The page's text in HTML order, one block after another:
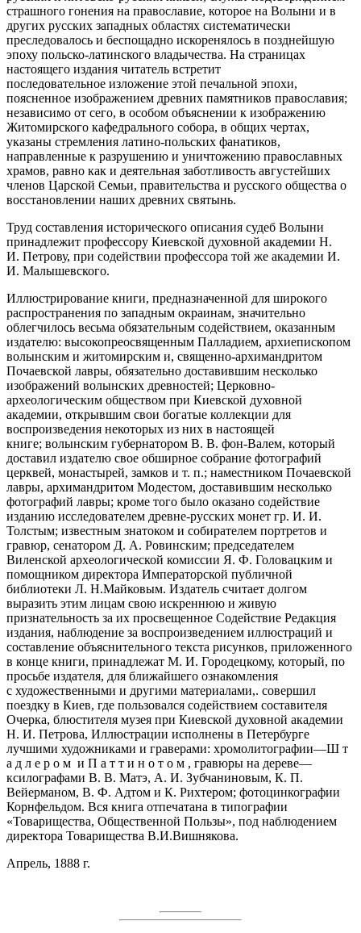
страшного гонения на православие, которое на Волыни и в
других русских западных областях систематически
преследовалось и беспощадно искоренялось в позднейшую
эпоху польско-латинского владычества. На страницах
настоящего издания читатель встретит
последовательное изложение этой печальной эпохи,
поясненное изображением древних памятников православия;
независимо от сего, в особом объяснении к изображению
Житомирского кафедрального собора, в общих чертах,
указаны стремления латино-польских фанатиков,
направленные к разрушению и уничтожению православных
храмов, равно как и деятельная заботливость августейших
членов Царской Семьи, правительства и русского общества о
восстановлении наших древних святынь.
Труд составления исторического описания судеб Волыни
принадлежит профессору Киевской духовной академии Н.
И. Петрову, при содействии профессора той же академии И.
И. Малышевского.
Иллюстрирование книги, предназначенной для широкого
распространения по западным окраинам, значительно
облегчилось весьма обязательным содействием, оказанным
издателю: высокопреосвященным Палладием, архиепископом
волынским и житомирским и, священно-архимандритом
Почаевской лавры, обязательно доставившим несколько
изображений волынских древностей; Церковно-
археологическим обществом при Киевской духовной
академии, открывшим свои богатые коллекции для
воспроизведения некоторых из них в настоящей
книге; волынским губернатором В. В. фон-Валем, который
доставил издателю свое обширное собрание фотографий
церквей, монастырей, замков и т. п.; наместником Почаевской
лавры, архимандритом Модестом, доставившим несколько
фотографий лавры; кроме того было оказано содействие
изданию исследователем древне-русских монет гр. И. И.
Толстым; известным знатоком и собирателем портретов и
гравюр, сенатором Д. А. Ровинским; председателем
Виленской археологической комиссии Я. Ф. Головацким и
помощником директора Императорской публичной
библиотеки Л. Н.Майковым. Издатель считает долгом
выразить этим лицам свою искреннюю и живую
признательность за их просвещенное Содействие Редакция
издания, наблюдение за воспроизведением иллюстраций и
составление объяснительного текста рисунков, приложенного
в конце книги, принадлежат М. И. Городецкому, который, по
просьбе издателя, для ближайшего ознакомления
с художественными и другими материалами,. совершил
поездку в Киев, где пользовался содействием составителя
Очерка, блюстителя музея при Киевской духовной академии
Н. И. Петрова, Иллюстрации исполнены в Петербурге
лучшими художниками и граверами: хромолитографии—Ш т
а д л е р о м и П а т т и н о т о м , гравюры на дереве—
ксилографами В. В. Матэ, А. И. Зубчаниновым, К. П.
Вейерманом, В. Ф. Адтом и К. Рихтером; фотоцинкографии
Корнфельдом. Вся книга отпечатана в типографии
«Товарищества, Общественной Пользы», под наблюдением
директора Товарищества В.И.Вишнякова.
Апрель, 1888 г.